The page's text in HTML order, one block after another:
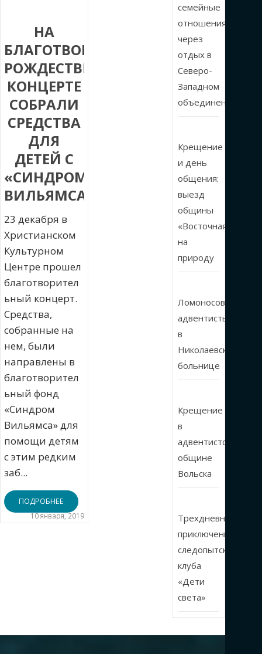
НА
БЛАГОТВОРИТЕЛЬНОМ
РОЖДЕСТВЕНСКОМ
КОНЦЕРТЕ
СОБРАЛИ
СРЕДСТВА
ДЛЯ
ДЕТЕЙ С
«СИНДРОМОМ
ВИЛЬЯМСА»
23 декабря в
Христианском
Культурном
Центре прошел
благотворител
ьный концерт.
Средства,
собранные на
нем, были
направлены в
благотворител
ьный фонд
«Синдром
Вильямса» для
помощи детям
с этим редким
заб...
ПОДРОБНЕЕ
10 января, 2019
семейные
отношения
через
отдых в
Северо-
Западном
объединении
Крещение
и день
общения:
выезд
общины
«Восточная»
на
природу
Ломоносовские
адвентисты
в
Николаевской
больнице
Крещение
в
адвентистской
общине
Вольска
Трехдневные
приключения
следопытского
клуба
«Дети
света»